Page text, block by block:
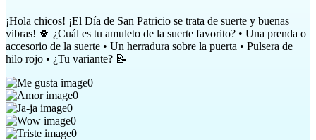
¡Hola chicos! ¡El Día de San Patricio se trata de suerte y buenas
vibras! 🍀 ¿Cuál es tu amuleto de la suerte favorito? • Una prenda o
accesorio de la suerte • Un herradura sobre la puerta • Pulsera de
hilo rojo • ¿Tu variante? 📝
0
0
0
0
0